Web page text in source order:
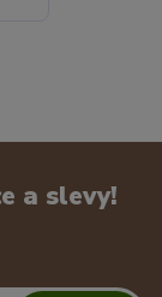
a slevy!